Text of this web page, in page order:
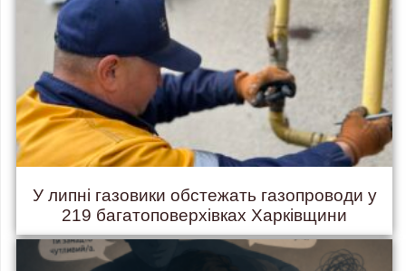
У липні газовики обстежать газопроводи у
219 багатоповерхівках Харківщини